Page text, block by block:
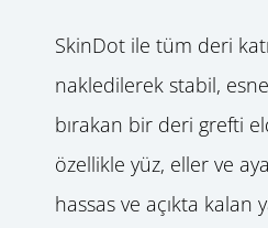
SkinDot ile tüm deri
nakledilerek stabil,
bırakan bir deri grefti
özellikle yüz, eller ve
hassas ve açıkta kalan